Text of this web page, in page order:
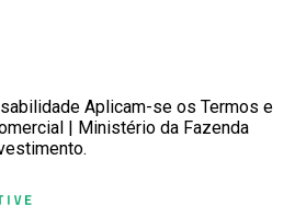
Aplicam-se os Termos e
| Ministério da Fazenda